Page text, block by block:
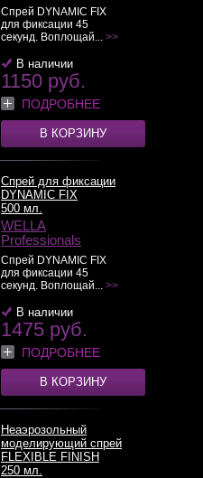
Спрей DYNAMIC FIX
для фиксации 45
секунд. Воплощай... >>
В наличии
1150 руб.
ПОДРОБНЕЕ
В КОРЗИНУ
Спрей для фиксации
DYNAMIC FIX
500 мл.
WELLA
Professionals
Спрей DYNAMIC FIX
для фиксации 45
секунд. Воплощай... >>
В наличии
1475 руб.
ПОДРОБНЕЕ
В КОРЗИНУ
Неаэрозольный
моделирующий спрей
FLEXIBLE FINISH
250 мл.